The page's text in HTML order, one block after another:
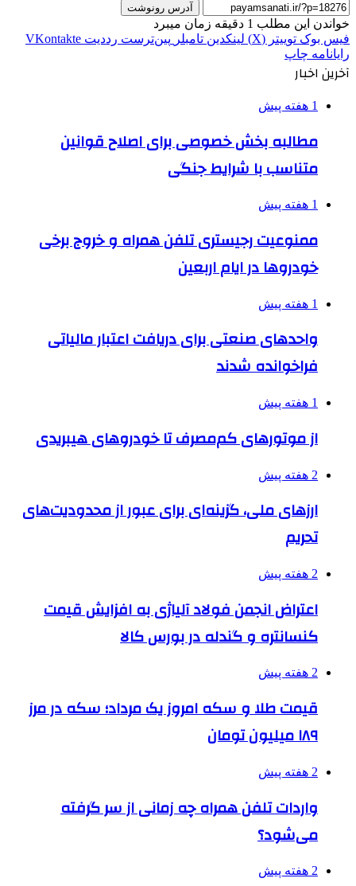
آدرس رونوشت
خواندن این مطلب 1 دقیقه زمان میبرد
فیس بوک توییتر (X) لینکدین ‫تامبلر ‫پین‌ترست ‫رددیت ‫VKontakte
رایانامه چاپ
آخرین اخبار
1 هفته پیش
مطالبه بخش خصوصی برای اصلاح قوانین
متناسب با شرایط جنگی
1 هفته پیش
ممنوعیت رجیستری تلفن همراه و خروج برخی
خودروها در ایام اربعین
1 هفته پیش
واحدهای صنعتی برای دریافت اعتبار مالیاتی
فراخوانده شدند
1 هفته پیش
از موتورهای کم‌مصرف تا خودروهای هیبریدی
2 هفته پیش
ارزهای ملی، گزینه‌ای برای عبور از محدودیت‌های
تحریم
2 هفته پیش
اعتراض انجمن فولاد آلیاژی به افزایش قیمت
کنسانتره و گندله در بورس کالا
2 هفته پیش
قیمت طلا و سکه امروز یک مرداد؛ سکه در مرز
۱۸۹ میلیون تومان
2 هفته پیش
واردات تلفن همراه چه زمانی از سر گرفته
می‌شود؟
2 هفته پیش